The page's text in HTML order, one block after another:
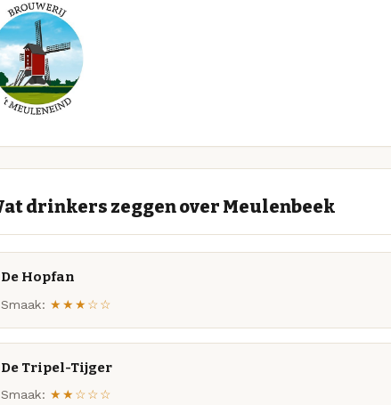
drinkers zeggen over Meulenbeek
De Hopfan
Smaak: ★★★☆☆
De Tripel-Tijger
Smaak: ★★☆☆☆